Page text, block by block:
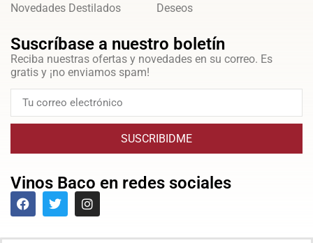
Novedades Destilados
Deseos
Suscríbase a nuestro boletín
Reciba nuestras ofertas y novedades en su correo. Es
gratis y ¡no enviamos spam!
SUSCRIBIDME
Vinos Baco en redes sociales